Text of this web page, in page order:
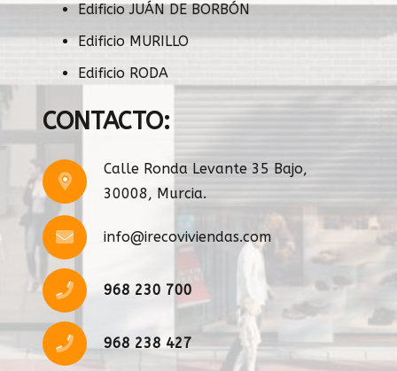
Edificio JUÁN DE BORBÓN
Edificio MURILLO
Edificio RODA
CONTACTO:
Calle Ronda Levante 35 Bajo,
30008, Murcia.
info@irecoviviendas.com
968 230 700
968 238 427